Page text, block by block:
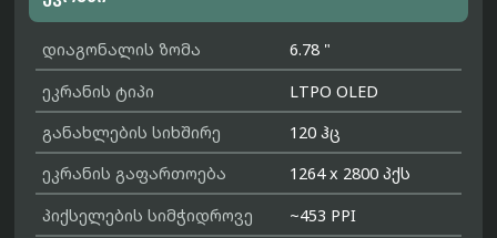
დიაგონალის ზომა
6.78 "
ეკრანის ტიპი
LTPO OLED
განახლების სიხშირე
120 ჰც
ეკრანის გაფართოება
1264 x 2800 პქს
პიქსელების სიმჭიდროვე
~453 PPI